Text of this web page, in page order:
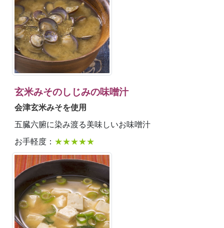
玄米みそのしじみの味噌汁
会津玄米みそを使用
五臓六腑に染み渡る美味しいお味噌汁
お手軽度： ★★★★★